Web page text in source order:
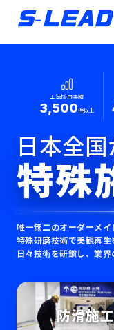
工法採用実績
3,500件以上
日本全
特殊
唯一無二のオーダーメイ
特殊研磨技術で美観再生
日々技術を研鑽し、業界
防滑施